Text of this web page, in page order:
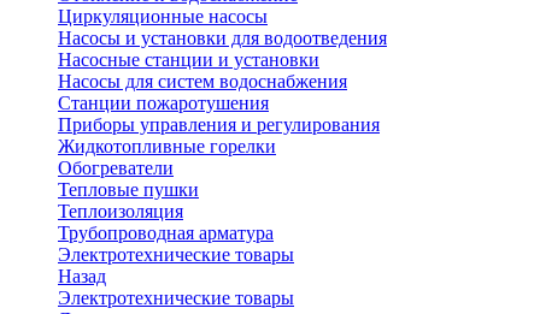
Циркуляционные насосы
Насосы и установки для водоотведения
Насосные станции и установки
Насосы для систем водоснабжения
Станции пожаротушения
Приборы управления и регулирования
Жидкотопливные горелки
Обогреватели
Тепловые пушки
Теплоизоляция
Трубопроводная арматура
Электротехнические товары
Назад
Электротехнические товары